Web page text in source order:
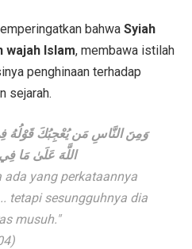
bahwa Syiah
wajah Islam, membawa istilah
penghinaan terhadap
sejarah.
وَمِنَ النَّاسِ مَن يُعْجِبُكَ قَوْلُهُ فِي
اللَّهَ عَلَىٰ مَا
ada yang perkataannya
tetapi sesungguhnya dia
musuh."